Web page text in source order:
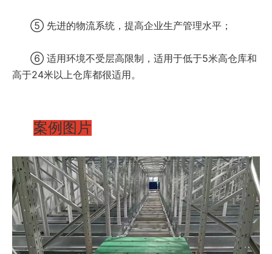
⑤ 先进的物流系统，提高企业生产管理水平；
⑥ 适用环境不受层高限制，适用于低于5米高仓库和
高于24米以上仓库都很适用。
案例图片